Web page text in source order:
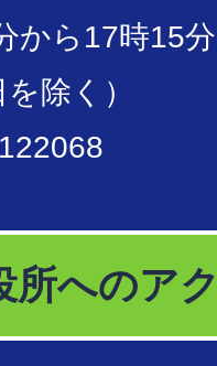
から17時15
除く）
所へのア